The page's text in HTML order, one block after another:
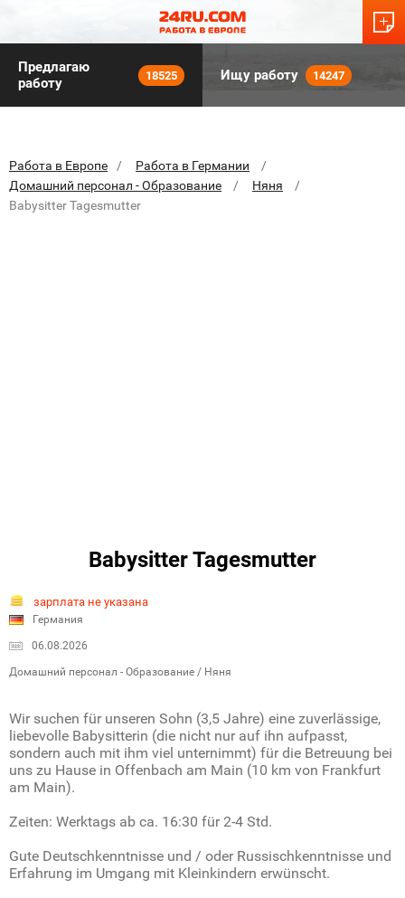
Предлагаю
работу
18525 Ищу работу 14247
Работа в Европе
Работа в Германии
Домашний персонал - Образование
Няня
Babysitter Tagesmutter
Babysitter Tagesmutter
зарплата не указана
Германия
06.08.2026
Домашний персонал - Образование / Няня
Wir suchen für unseren Sohn (3,5 Jahre) eine zuverlässige,
liebevolle Babysitterin (die nicht nur auf ihn aufpasst,
sondern auch mit ihm viel unternimmt) für die Betreuung bei
uns zu Hause in Offenbach am Main (10 km von Frankfurt
am Main).
Zeiten: Werktags ab ca. 16:30 für 2-4 Std.
Gute Deutschkenntnisse und / oder Russischkenntnisse und
Erfahrung im Umgang mit Kleinkindern erwünscht.